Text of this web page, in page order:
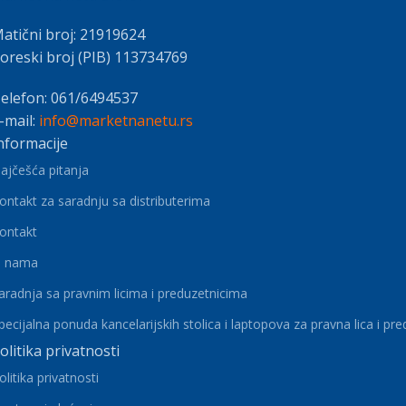
broj: 21919624
broj (PIB) 113734769
061/6494537
mail: info@marketnanetu.rs
pitanja
za saradnju sa distributerima
nama
sa pravnim licima i preduzetnicima
ponuda kancelarijskih stolica i laptopova za pravna lica i
privatnosti
privatnosti